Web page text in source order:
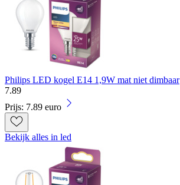
Philips LED kogel E14 1,9W mat niet dimbaar
7.89
Prijs: 7.89 euro
Bekijk alles in led